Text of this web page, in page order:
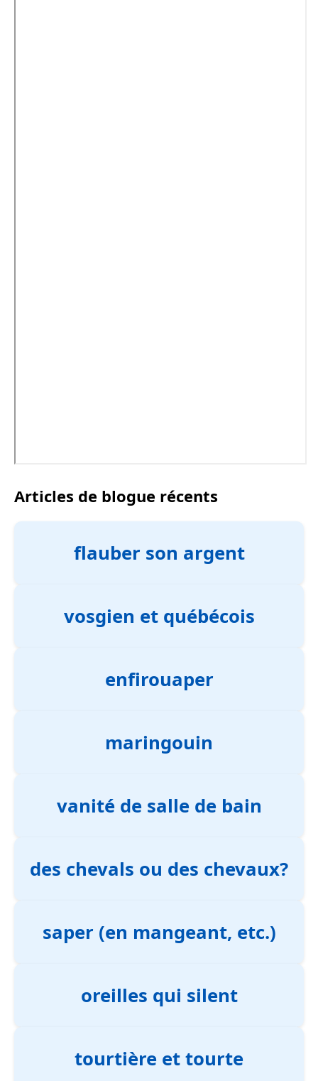
Articles de blogue récents
flauber son argent
vosgien et québécois
enfirouaper
maringouin
vanité de salle de bain
des chevals ou des chevaux?
saper (en mangeant, etc.)
oreilles qui silent
tourtière et tourte